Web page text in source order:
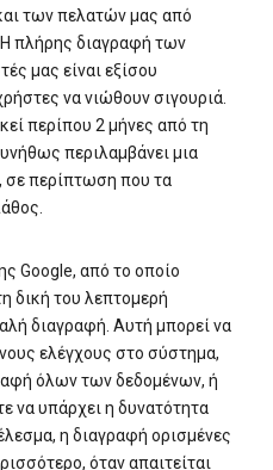
των πελατών μας από
πλήρης διαγραφή των
μας είναι εξίσου
να νιώθουν σιγουριά.
περίπου 2 μήνες από τη
περιλαμβάνει μια
σε περίπτωση που τα
Google, από το οποίο
δική του λεπτομερή
διαγραφή. Αυτή μπορεί να
ελέγχους στο σύστημα,
όλων των δεδομένων, ή
να υπάρχει η δυνατότητα
η διαγραφή ορισμένες
όταν απαιτείται